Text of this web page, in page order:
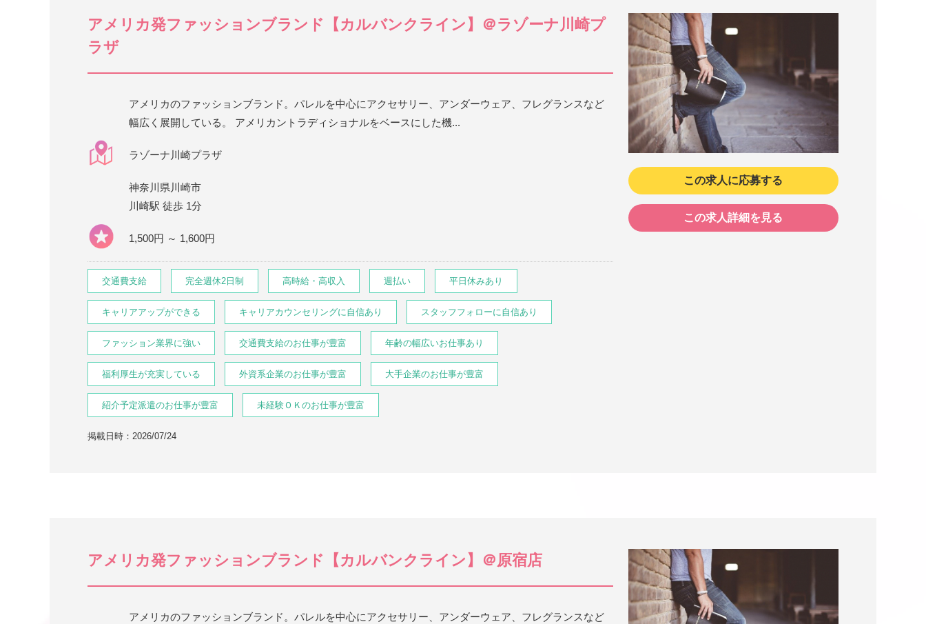
アメリカ発ファッションブランド【カルバンクライン】＠ラゾーナ川崎プ
ラザ
アメリカのファッションブランド。パレルを中心にアクセサリー、アンダーウェア、フレグランスなど
幅広く展開している。 アメリカントラディショナルをベースにした機...
ラゾーナ川崎プラザ
神奈川県川崎市
川崎駅 徒歩 1分
1,500円 ～ 1,600円
交通費支給 完全週休2日制 高時給・高収入 週払い 平日休みあり
キャリアアップができる キャリアカウンセリングに自信あり スタッフフォローに自信あり
ファッション業界に強い 交通費支給のお仕事が豊富 年齢の幅広いお仕事あり
福利厚生が充実している 外資系企業のお仕事が豊富 大手企業のお仕事が豊富
紹介予定派遣のお仕事が豊富 未経験ＯＫのお仕事が豊富
掲載日時：2026/07/24
この求人に応募する
この求人詳細を見る
アメリカ発ファッションブランド【カルバンクライン】＠原宿店
アメリカのファッションブランド。パレルを中心にアクセサリー、アンダーウェア、フレグランスなど